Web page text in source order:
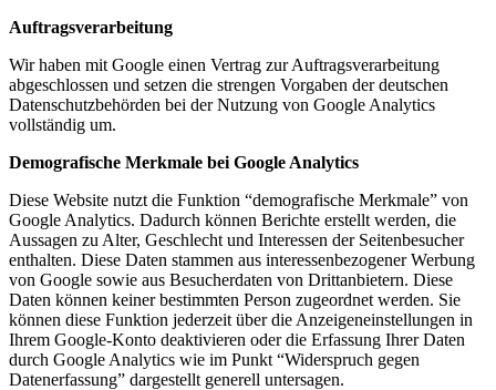
Auftragsverarbeitung
Wir haben mit Google einen Vertrag zur Auftragsverarbeitung
abgeschlossen und setzen die strengen Vorgaben der deutschen
Datenschutzbehörden bei der Nutzung von Google Analytics
vollständig um.
Demografische Merkmale bei Google Analytics
Diese Website nutzt die Funktion “demografische Merkmale” von
Google Analytics. Dadurch können Berichte erstellt werden, die
Aussagen zu Alter, Geschlecht und Interessen der Seitenbesucher
enthalten. Diese Daten stammen aus interessenbezogener Werbung
von Google sowie aus Besucherdaten von Drittanbietern. Diese
Daten können keiner bestimmten Person zugeordnet werden. Sie
können diese Funktion jederzeit über die Anzeigeneinstellungen in
Ihrem Google-Konto deaktivieren oder die Erfassung Ihrer Daten
durch Google Analytics wie im Punkt “Widerspruch gegen
Datenerfassung” dargestellt generell untersagen.